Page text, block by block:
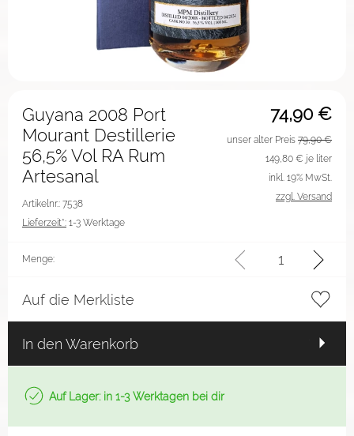
74,90 €
Guyana 2008 Port
Mourant Destillerie
56,5% Vol RA Rum
Artesanal
Artikelnr.: 7538
Lieferzeit*: 1-3 Werktage
unser alter Preis 79,90 €
149,80 € je liter
inkl. 19% MwSt.
zzgl. Versand
Menge:
Auf die Merkliste
In den Warenkorb
Auf Lager: in 1-3 Werktagen bei dir